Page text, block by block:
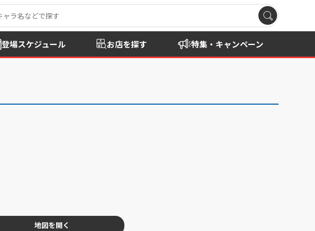
登場スケジュール お店を探す 特集・キャンペーン
地図を開く